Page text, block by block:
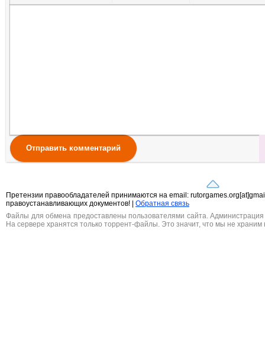
Полужирный
КурсивПодчеркнутый
ЗачеркнутыйВыравнивание
Нумерованный список
Маркированный список
Вставить ссылку
Вставить
Отправить комментарий
Претензии правообладателей принимаются на email:
правоустанавливающих документов! |
Обратная связь
Файлы для обмена предоставлены пользователями сайта. Администрация
На сервере хранятся только торрент-файлы. Это значит, что мы не